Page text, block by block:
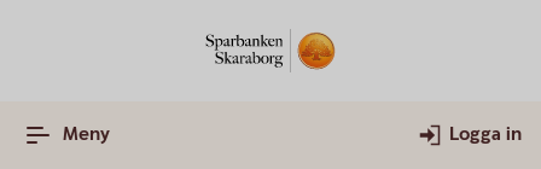
Meny Logga in